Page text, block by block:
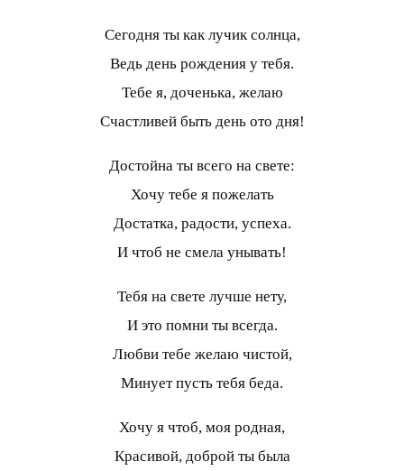
Сегодня ты как лучик солнца,
Ведь день рождения у тебя.
Тебе я, доченька, желаю
Счастливей быть день ото дня!
Достойна ты всего на свете:
Хочу тебе я пожелать
Достатка, радости, успеха.
И чтоб не смела унывать!
Тебя на свете лучше нету,
И это помни ты всегда.
Любви тебе желаю чистой,
Минует пусть тебя беда.
Хочу я чтоб, моя родная,
Красивой, доброй ты была